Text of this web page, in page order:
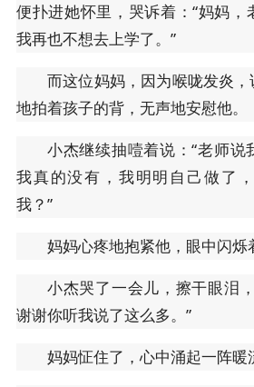
便扑进她怀里，哭诉着：“妈妈，
我再也不想去上学了。”
而这位妈妈，因为喉咙发炎
地拍着孩子的背，无声地安慰他。
小杰继续抽噎着说：“老师说
我真的没有，我明明自己做了
我？”
妈妈心疼地抱紧他，眼中闪烁
小杰哭了一会儿，擦干眼泪
谢谢你听我说了这么多。”
妈妈怔住了，心中涌起一阵暖